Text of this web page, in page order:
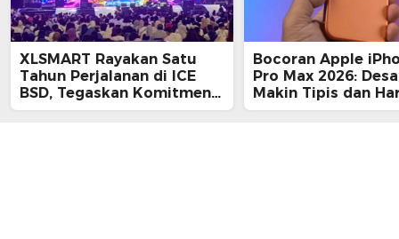
XLSMART Rayakan Satu
Tahun Perjalanan di ICE
BSD, Tegaskan Komitmen
Perkuat Jaringan dan
Bocoran Apple
Pro Max 2026:
Makin Tipis dan
Tembus Rp25 Juta